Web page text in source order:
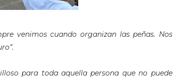
venimos cuando organizan las peñas. Nos
para toda aquella persona que no puede